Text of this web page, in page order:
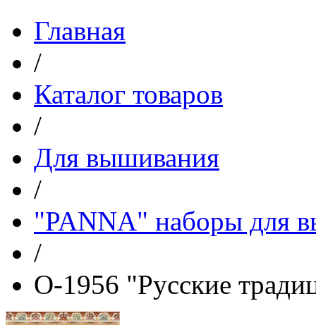
Главная
/
Каталог товаров
/
Для вышивания
/
"PANNA" наборы для
/
O-1956 "Русские